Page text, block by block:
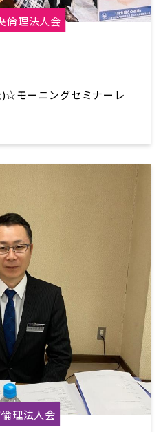
倫理法人会
)☆モーニングセミナーレ
理法人会